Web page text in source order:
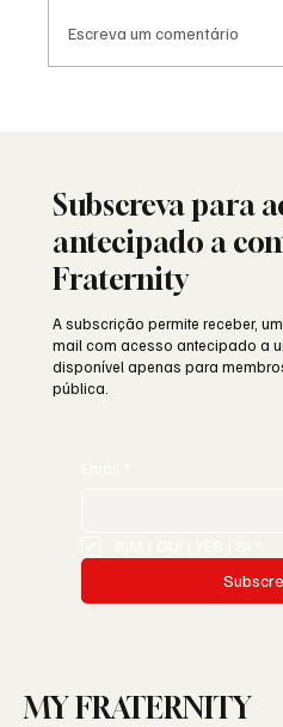
Escreva um comentário
Subscreva para
antecipado a
Fraternity
A subscrição permite receber,
mail com acesso antecipado a
disponível apenas para
pública.
MY FRATERNITY